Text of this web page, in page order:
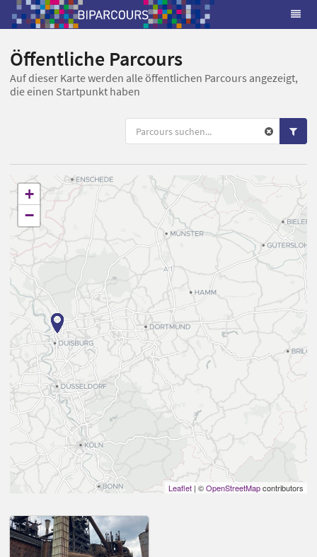
Öffentliche Parcours
Auf dieser Karte werden alle öffentlichen Parcours angezeigt,
die einen Startpunkt haben
+
−
Leaflet | ©OpenStreetMapcontributors